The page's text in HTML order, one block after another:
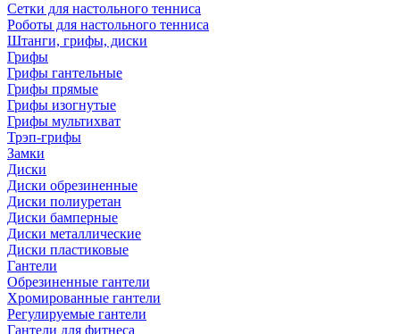
Сетки для настольного тенниса
Роботы для настольного тенниса
Штанги, грифы, диски
Грифы
Грифы гантельные
Грифы прямые
Грифы изогнутые
Грифы мультихват
Трэп-грифы
Замки
Диски
Диски обрезиненные
Диски полиуретан
Диски бамперные
Диски металлические
Диски пластиковые
Гантели
Обрезиненные гантели
Хромированные гантели
Регулируемые гантели
Гантели для фитнеса